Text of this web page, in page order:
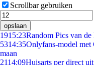
Scrollbar gebruiken
opslaan
1915:23Random Pics van
5314:35Onlyfans-model met
maan
2114:09Huisarts per direct